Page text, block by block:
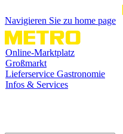
Navigieren Sie zu home page
Online-Marktplatz
Großmarkt
Lieferservice Gastronomie
Infos & Services